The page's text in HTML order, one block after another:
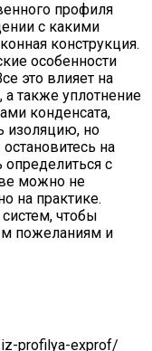
профиля
с какими
конструкция.
особенности
это влияет на
также уплотнение
конденсата,
изоляцию, но
на
с
можно не
на практике.
чтобы
пожеланиям и
profilya-exprof/